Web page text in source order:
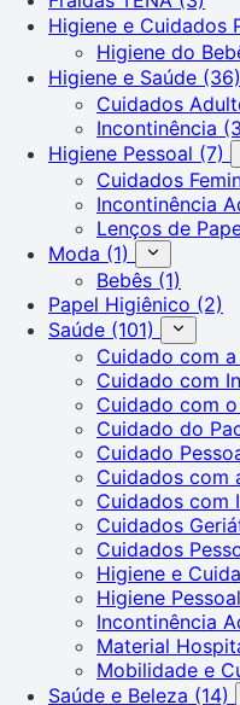
Higiene e Cuidados
Higiene do
Higiene e Saúde (36)
Cuidados
Incontinência
Higiene Pessoal (7)
Cuidados
Incontinência
Lenços de
Moda (1)
Bebês (1)
Papel Higiênico (2)
Saúde (101)
Cuidado com a
Cuidado com
Cuidado com
Cuidado do
Cuidado
Cuidados com
Cuidados com
Cuidados
Cuidados
Higiene e
Higiene Pessoal
Incontinência
Material
Mobilidade e
Saúde e Beleza (14)